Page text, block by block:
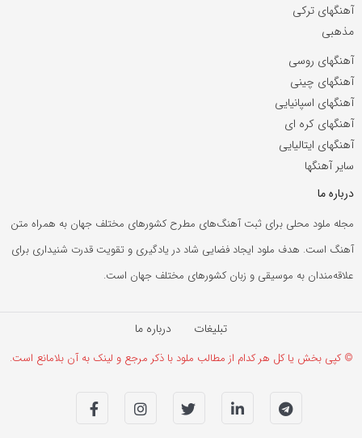
آهنگهای ترکی
مذهبی
آهنگهای روسی
آهنگهای چینی
آهنگهای اسپانیایی
آهنگهای کره ای
آهنگهای ایتالیایی
سایر آهنگها
درباره ما
مجله ملود محلی برای ثبت آهنگ‌های مطرح کشورهای مختلف جهان به همراه متن
آهنگ است. هدف ملود ایجاد فضایی شاد در یادگیری و تقویت قدرت شنیداری برای
علاقه‌مندان به موسیقی و زبان کشورهای مختلف جهان است.
تبلیغات درباره ما
© کپی بخش یا کل هر کدام از مطالب ملود با ذکر مرجع و لینک به آن بلامانع است.